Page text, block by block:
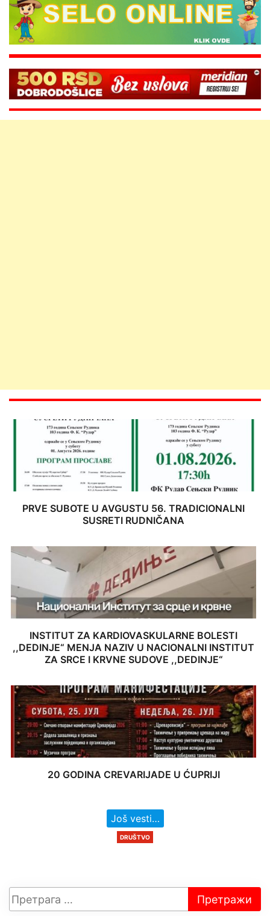
PRVE SUBOTE U AVGUSTU 56. TRADICIONALNI
SUSRETI RUDNIČANA
INSTITUT ZA KARDIOVASKULARNE BOLESTI
,,DEDINJE“ MENJA NAZIV U NACIONALNI INSTITUT
ZA SRCE I KRVNE SUDOVE ,,DEDINJE“
20 GODINA CREVARIJADE U ĆUPRIJI
Još vesti…
DRUŠTVO